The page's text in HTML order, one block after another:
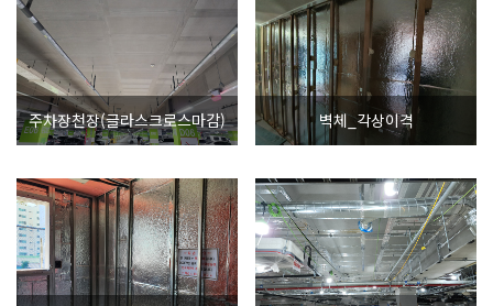
주차장천장(글라스크로스마감) 벽체_각상이격